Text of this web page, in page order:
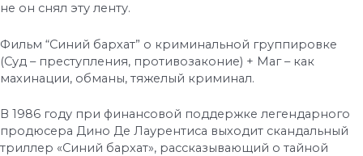
не он снял эту ленту.
Фильм “Синий бархат” о криминальной группировке
(Суд – преступления, противозаконие) + Маг – как
махинации, обманы, тяжелый криминал.
В 1986 году при финансовой поддержке легендарного
продюсера Дино Де Лаурентиса выходит скандальный
триллер «Синий бархат», рассказывающий о тайной